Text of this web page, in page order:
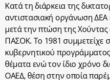
Κατά τη διάρκεια της
αντιστασιακή οργάνωση
μετά την πτώση της
ΠΑΣΟΚ. Το 1981 συμμετείχε
κυβερνητικού
θέματα ενώ τον ίδιο χρόνο
ΟΑΕΔ, θέση στην οποία